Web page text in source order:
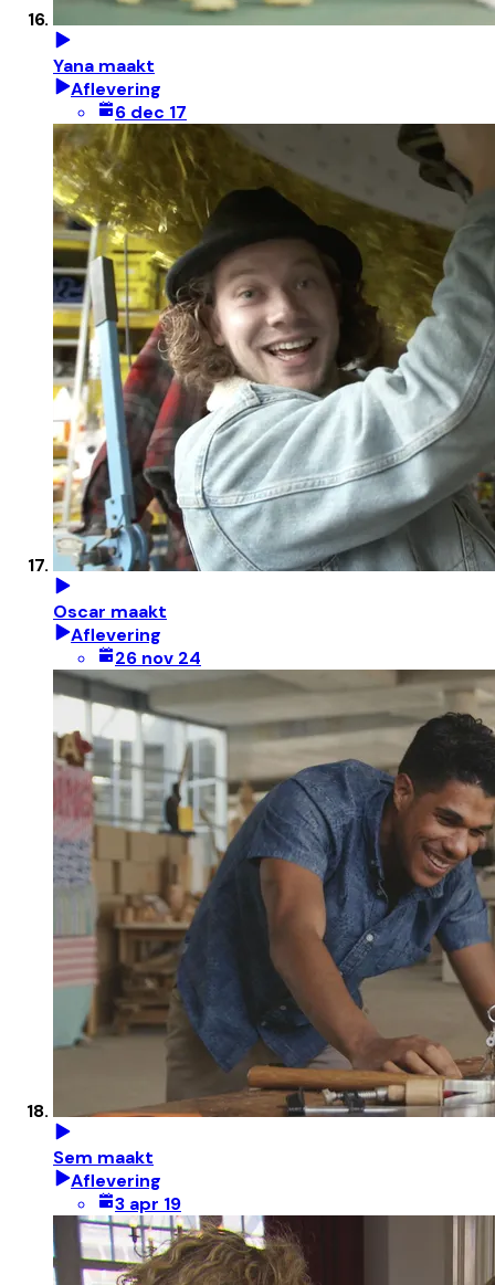
Yana maakt
Aflevering
6 dec 17
Oscar maakt
Aflevering
26 nov 24
Sem maakt
Aflevering
3 apr 19